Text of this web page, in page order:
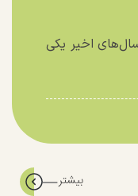
اخیر یکی